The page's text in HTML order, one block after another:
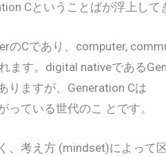
ということばが浮上して
であり、computer,
す。digital nativeである
ますが、Generation Cは
いる世代のこ とです。
え方 (mindset)によって